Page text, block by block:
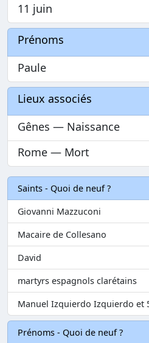
11 juin
Prénoms
Paule
Lieux associés
Gênes — Naissance
Rome — Mort
Saints - Quoi de neuf ?
Giovanni Mazzuconi
Macaire de Collesano
David
martyrs espagnols clarétains
Manuel Izquierdo Izquierdo et
Prénoms - Quoi de neuf ?